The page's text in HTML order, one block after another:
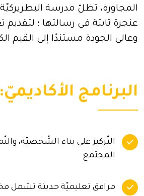
المجاورة، تظلّ مدرسة البطريركيّة
عنجرة ثابتة في رسالتها ؛
وعالي الجودة مستندًا إلى القيم
البرنامج الأكاديميّ:
التّركيز على بناء الشّخصيّة،
المجتمع
مرافق تعليميّة حديثة تشمل